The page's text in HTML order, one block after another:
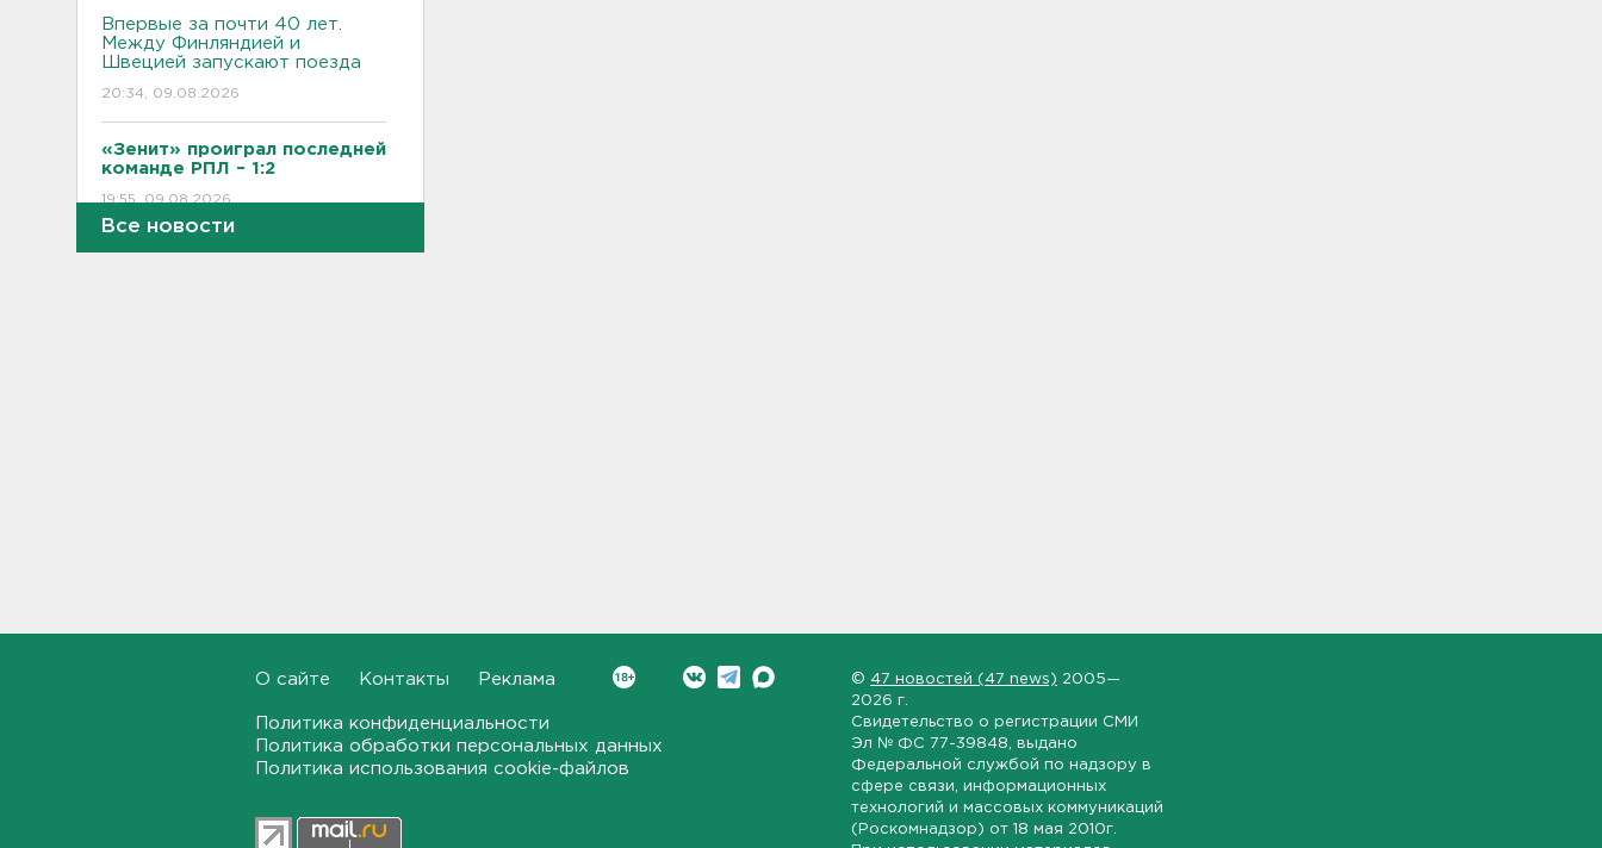
Впервые за почти 40 лет.
Между Финляндией и
Швецией запускают поезда
20:34, 09.08.2026
«Зенит» проиграл последней
команде РПЛ – 1:2
19:55, 09.08.2026
В Ленобласти прибило к
героев, отстоявших
Все новости
О сайте Контакты Реклама
Политика конфиденциальности
Политика обработки персональных данных
Политика использования cookie-файлов
© 47 новостей (47 news) 2005—
2026 г.
Свидетельство о регистрации СМИ
Эл № ФС 77-39848 , выдано
Федеральной службой по надзору в
сфере связи, информационных
технологий и массовых коммуникаций
(Роскомнадзор) от 18 мая 2010г.